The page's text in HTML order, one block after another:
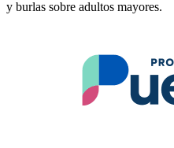
y burlas sobre adultos mayores.